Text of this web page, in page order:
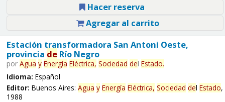
Hacer reserva
Agregar al carrito
Estación transformadora San Antoni Oeste,
provincia deRío Negro
por Agua y Energía Eléctrica, Sociedad del Estado.
Idioma: Español
Editor: Buenos Aires: Agua y Energía Eléctrica, Sociedad del Estado,
1988